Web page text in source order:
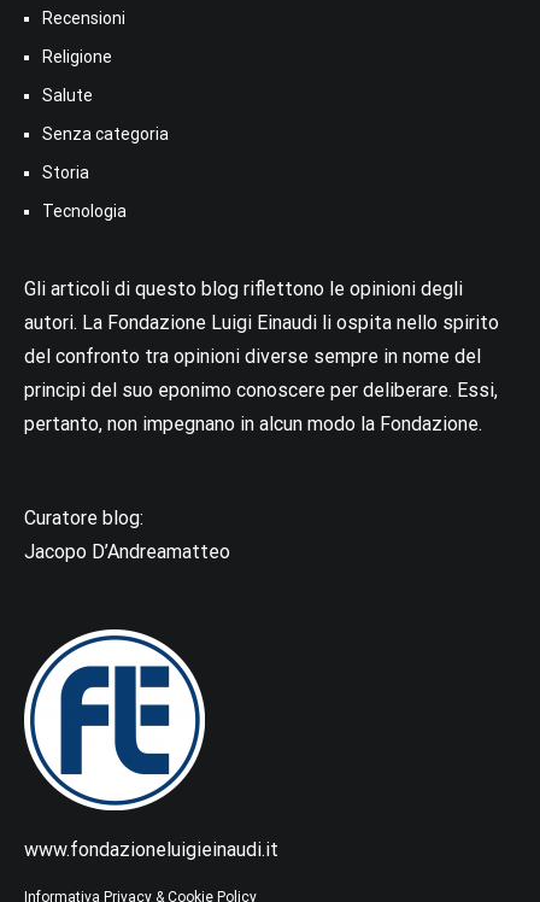
Recensioni
Religione
Salute
Senza categoria
Storia
Tecnologia
Gli articoli di questo blog riflettono le opinioni degli
autori. La Fondazione Luigi Einaudi li ospita nello spirito
del confronto tra opinioni diverse sempre in nome del
principi del suo eponimo conoscere per deliberare. Essi,
pertanto, non impegnano in alcun modo la Fondazione.
Curatore blog:
Jacopo D’Andreamatteo
www.fondazioneluigieinaudi.it
Informativa Privacy & Cookie Policy